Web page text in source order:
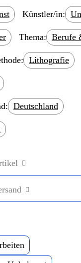
Künstler/in:
Thema: Berufe
Lithografie
Deutschland